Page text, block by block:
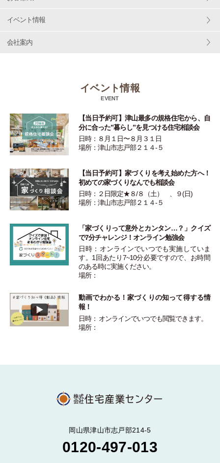
イベント情報
会社案内
イベント情報
EVENT
【当日予約可】津山最多の規格住宅から、自
分に合った”暮らし”を見つける住宅相談会
日時：８月１日〜８月３１日
場所：津山市志戸部２１４-５
【当日予約可】家づくりを考え始めた方へ！
初めての家づくりなんでも相談会
日時：２日限定★８/８（土） 、９(日)
場所：津山市志戸部２１４-５
「家づくりって意外とカンタン…？」クイズ
で7分チャレンジ！オンライン勉強会
日時：オンラインでいつでも実施していま
す。1回あたり7~10分必要ですので、お時間
のある時に実施ください。
場所：
動画でわかる！家づくりの知って得する情
報！
日時： オンラインでいつでも閲覧できます。
場所：
岡山県津山市志戸部214-5
0120-497-013